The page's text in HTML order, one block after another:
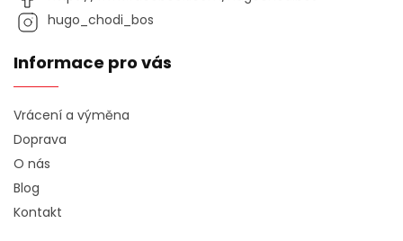
hugo_chodi_bos
Informace pro vás
Vrácení a výměna
Doprava
O nás
Blog
Kontakt